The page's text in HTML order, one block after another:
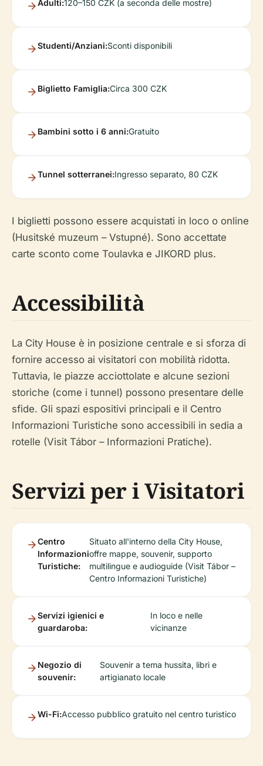
Adulti:120–150 CZK (a seconda delle mostre)
Studenti/Anziani:Sconti disponibili
Biglietto Famiglia:Circa 300 CZK
Bambini sotto i 6 anni:Gratuito
Tunnel sotterranei:Ingresso separato, 80 CZK
I biglietti possono essere acquistati in loco o online
(Husitské muzeum – Vstupné). Sono accettate
carte sconto come Toulavka e JIKORD plus.
Accessibilità
La City House è in posizione centrale e si sforza di
fornire accesso ai visitatori con mobilità ridotta.
Tuttavia, le piazze acciottolate e alcune sezioni
storiche (come i tunnel) possono presentare delle
sfide. Gli spazi espositivi principali e il Centro
Informazioni Turistiche sono accessibili in sedia a
rotelle (Visit Tábor – Informazioni Pratiche).
Servizi per i Visitatori
Centro
Informazioni
Turistiche:
Situato all'interno della City House,
offre mappe, souvenir, supporto
multilingue e audioguide (Visit Tábor –
Centro Informazioni Turistiche)
Servizi igienici e
guardaroba:
In loco e nelle
vicinanze
Negozio di
souvenir:
Souvenir a tema hussita, libri e
artigianato locale
Wi-Fi:Accesso pubblico gratuito nel centro turistico